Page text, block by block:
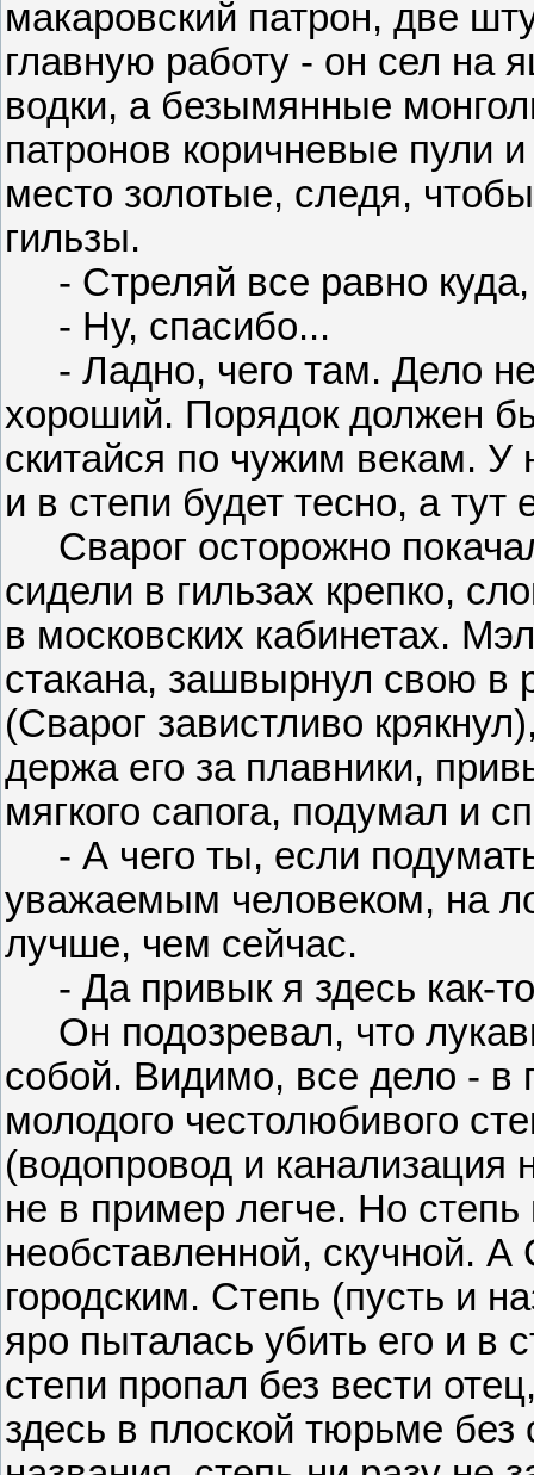
макаровский патрон, две
главную работу - он сел на
водки, а безымянные
патронов коричневые пули
место золотые, следя,
гильзы.
- Стреляй все равно
- Ну, спасибо...
- Ладно, чего там. Дело
хороший. Порядок должен
скитайся по чужим векам. У
и в степи будет тесно, а
Сварог осторожно
сидели в гильзах крепко,
в московских кабинетах.
стакана, зашвырнул свою в
(Сварог завистливо
держа его за плавники,
мягкого сапога, подумал и
- А чего ты, если
уважаемым человеком, на
лучше, чем сейчас.
- Да привык я здесь как-
Он подозревал, что
собой. Видимо, все дело - в
молодого честолюбивого
(водопровод и
не в пример легче. Но
необставленной, скучной.
городским. Степь (пусть и
яро пыталась убить его и в
степи пропал без вести
здесь в плоской тюрьме